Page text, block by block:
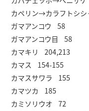
カペリン→カラフトシ
ガマアンコウ 58
ガマアンコウ目 58
カマキリ 204,213
カマス 154-155
カマスサワラ 155
カマツカ 185
カミソリウオ 72